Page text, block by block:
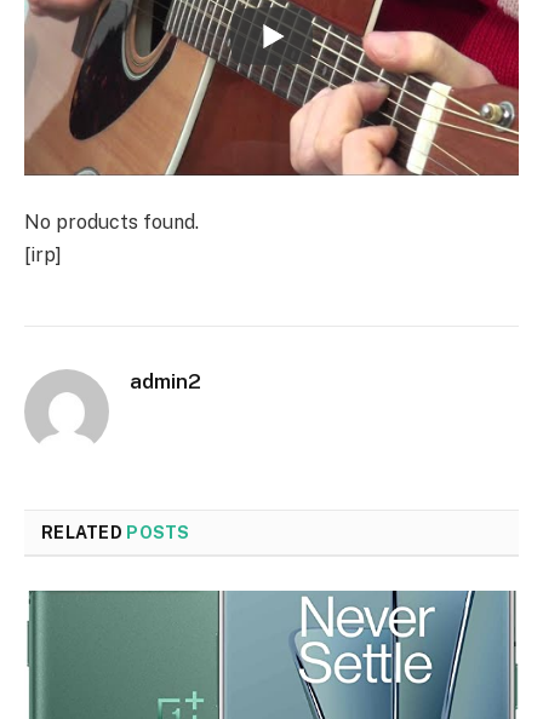
No products found.
[irp]
admin2
RELATED POSTS